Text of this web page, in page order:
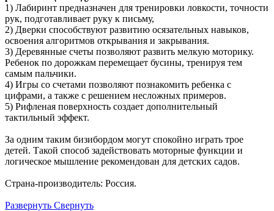
1) Лабиринт предназначен для тренировки ловкости, точности
рук, подготавливает руку к письму,
2) Дверки способствуют развитию осязательных навыков,
освоения алгоритмов открывания и закрывания.
3) Деревянные счеты позволяют развить мелкую моторику.
Ребенок по дорожкам перемещает бусины, тренируя тем
самым пальчики.
4) Игры со счетами позволяют познакомить ребенка с
цифрами, а также с решением несложных примеров.
5) Рифленая поверхность создает дополнительный
тактильный эффект.
За одним таким бизибордом могут спокойно играть трое
детей. Такой способ задействовать моторные функции и
логическое мышление рекомендован для детских садов.
Страна-производитель: Россия.
Развернуть Свернуть